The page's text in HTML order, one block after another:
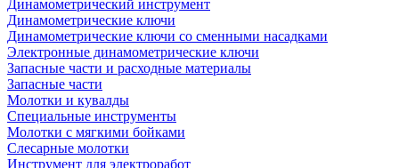
Динамометрический инструмент
Динамометрические ключи
Динамометрические ключи со сменными насадками
Электронные динамометрические ключи
Запасные части и расходные материалы
Запасные части
Молотки и кувалды
Специальные инструменты
Молотки с мягкими бойками
Слесарные молотки
Инструмент для электроработ